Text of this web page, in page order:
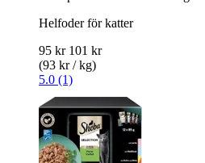
Helfoder för katter
95 kr 101 kr
(93 kr / kg)
5.0 (1)